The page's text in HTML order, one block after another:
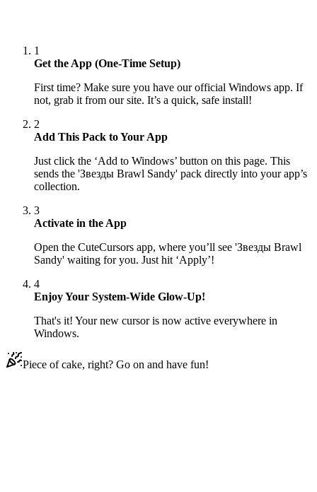
1
Get the App (One-Time Setup)
First time? Make sure you have our official Windows app. If
not, grab it from our site. It’s a quick, safe install!
2
Add This Pack to Your App
Just click the ‘Add to Windows’ button on this page. This
sends the 'Звезды Brawl Sandy' pack directly into your app’s
collection.
3
Activate in the App
Open the CuteCursors app, where you’ll see 'Звезды Brawl
Sandy' waiting for you. Just hit ‘Apply’!
4
Enjoy Your System-Wide Glow-Up!
That's it! Your new cursor is now active everywhere in
Windows.
Piece of cake, right? Go on and have fun!